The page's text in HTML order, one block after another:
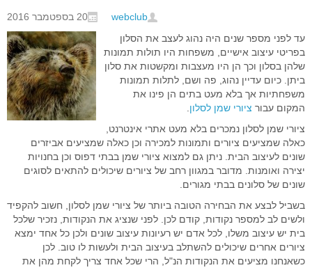
20 בספטמבר 2016
webclub
עד לפני מספר שנים היה נהוג לעצב את הסלון
בפריטי עיצוב אישיים, משפחות היו תולות תמונות
שלהן בסלון וכך הן היו מעצבות ומקשטות את סלון
ביתן. כיום עדיין נהוג, פה ושם, לתלות תמונות
משפחתיות אך בלא מעט בתים הן פינו את
המקום עבור ציורי שמן לסלון.
ציורי שמן לסלון נמכרים בלא מעט אתרי אינטרנט,
כאלה שמציעים ציורים ותמונות למכירה וכן כאלה שמציעים אביזרים
שונים לעיצוב הבית. ניתן גם למצוא ציורי שמן בבתי דפוס וכן בחנויות
יצירה ואומנות. מדובר במגוון רחב של ציורים שיכולים להתאים לסוגים
שונים של סלונים בבתי מגורים.
בשביל לבצע את הבחירה הטובה ביותר של ציורי שמן לסלון, חשוב להקפיד
ולשים לב למספר נקודות, קודם לכן. לפני שנציג את הנקודות, נזכיר שלכל
בית יש עיצוב משלו, לכל אדם יש רעיונות עיצוב שונים ולכן כל אחד ימצא
ציורים אחרים שיכולים להשתלב בעיצוב הבית ולעשות לו טוב. לכן
כשאנחנו מציעים את הנקודות הנ"ל, הרי שכל אחד צריך לקחת מהן את